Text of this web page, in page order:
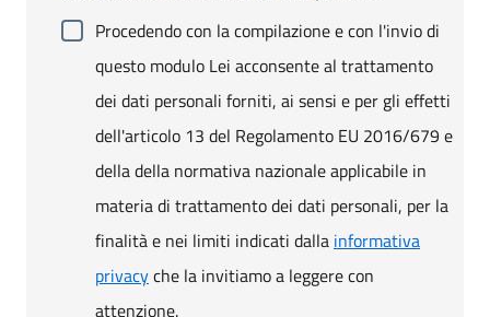
Procedendo con la compilazione e con l'invio di
questo modulo Lei acconsente al trattamento
dei dati personali forniti, ai sensi e per gli effetti
dell'articolo 13 del Regolamento EU 2016/679 e
della della normativa nazionale applicabile in
materia di trattamento dei dati personali, per la
finalità e nei limiti indicati dalla informativa
privacyche la invitiamo a leggere con
attenzione.